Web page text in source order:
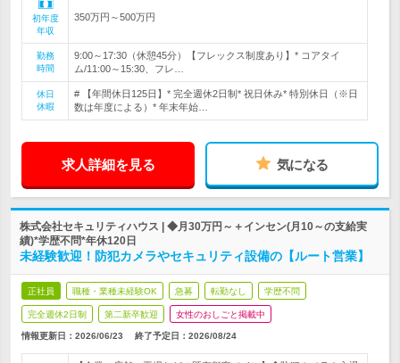
初年度
年収
350万円～500万円
勤務
時間
9:00～17:30（休憩45分）【フレックス制度あり】* コアタイ
ム/11:00～15:30、フレ…
休日
休暇
# 【年間休日125日】* 完全週休2日制* 祝日休み* 特別休日（※日
数は年度による）* 年末年始…
求人詳細を見る 気になる
株式会社セキュリティハウス | ◆月30万円～＋インセン(月10～の支給実
績)*学歴不問*年休120日
未経験歓迎！防犯カメラやセキュリティ設備の【ルート営業】
正社員 職種・業種未経験OK 急募 転勤なし 学歴不問
完全週休2日制 第二新卒歓迎 女性のおしごと掲載中
情報更新日：2026/06/23 終了予定日： 2026/08/24